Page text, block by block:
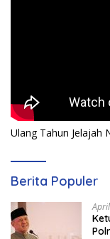
Ulang Tahun Jelajah
Berita Populer